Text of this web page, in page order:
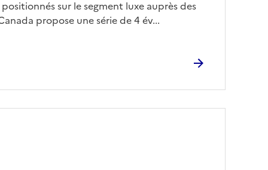
sur le segment luxe auprès des
propose une série de 4 év...